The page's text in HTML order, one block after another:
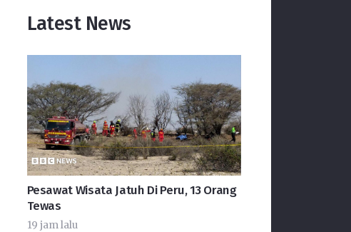
Latest News
Pesawat Wisata Jatuh Di Peru, 13 Orang
Tewas
19 jam lalu